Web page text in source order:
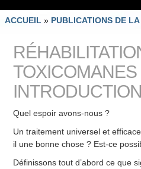
ACCUEIL » PUBLICATIONS DE LA
TOXICOMANES
INTRODUCTION
Quel espoir avons-nous ?
Un traitement universel et
il une bonne chose ? Est-ce
Définissons tout d’abord ce que